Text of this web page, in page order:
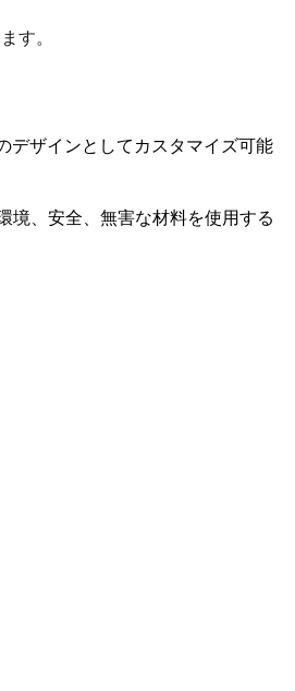
す。
デザインとしてカスタマイズ可能
境、安全、無害な材料を使用する